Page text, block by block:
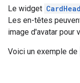
Le widget
Les en-têtes
image d'avatar pour
Voici un exemple de